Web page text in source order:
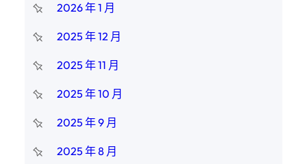
2026 年 1 月
2025 年 12 月
2025 年 11 月
2025 年 10 月
2025 年 9 月
2025 年 8 月